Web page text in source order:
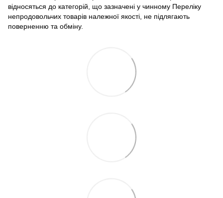
відносяться до категорій, що зазначені у чинному Переліку
непродовольчих товарів належної якості, не підлягають
поверненню та обміну.